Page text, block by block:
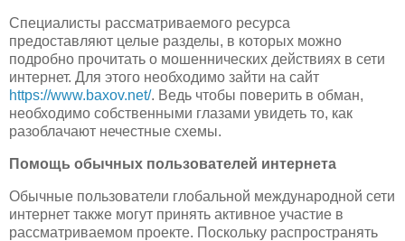
Специалисты рассматриваемого ресурса
предоставляют целые разделы, в которых можно
подробно прочитать о мошеннических действиях в сети
интернет. Для этого необходимо зайти на сайт
https://www.baxov.net/. Ведь чтобы поверить в обман,
необходимо собственными глазами увидеть то, как
разоблачают нечестные схемы.
Помощь обычных пользователей интернета
Обычные пользователи глобальной международной сети
интернет также могут принять активное участие в
рассматриваемом проекте. Поскольку распространять